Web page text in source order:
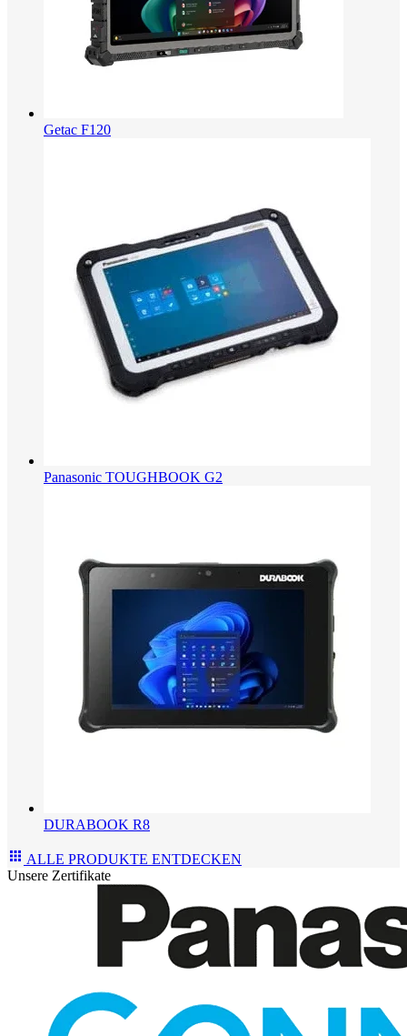
Getac F120
Panasonic TOUGHBOOK G2
DURABOOK R8
ALLE PRODUKTE ENTDECKEN
Unsere Zertifikate